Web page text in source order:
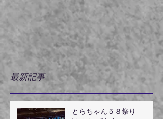
最新記事
とらちゃん５８祭り